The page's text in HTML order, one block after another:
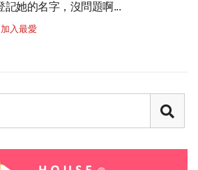
記她的名字，沒問題啊...
加入最愛